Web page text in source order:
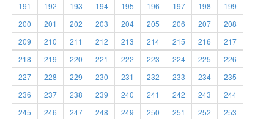
191
192 193 194 195 196 197 198
199
200
201 202 203 204 205 206 207
208
209
210 211 212 213 214 215 216
217
218
219 220 221 222 223 224 225
226
227
228 229 230 231 232 233 234
235
236
237 238 239 240 241 242 243
244
245
246 247 248 249 250 251 252
253